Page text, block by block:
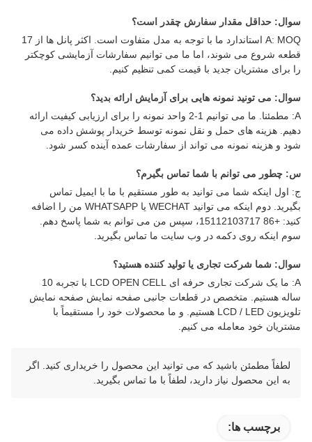
سوال: حداقل مقدار سفارش چقدر است؟
A: MOQ استاندارد ما با توجه به مدل متفاوت است. اکثر پانل ها از 17
قطعه شروع می شوند، اما ما می توانیم سفارشات آزمایشی کوچکتر
را برای مشتریان جدید با قیمت کمی تنظیم کنیم.
سوال: می تونید نمونه هایی برای آزمایش ارائه بدید؟
A: مطمئنا. ما می توانیم 1-2 واحد نمونه را برای ارزیابی کیفیت ارائه
دهیم. هزینه های حمل و نقل نمونه توسط خریدار پوشش داده می
شود و هزینه نمونه می تواند از سفارشات عمده آینده کسر شود.
س: چطور می توانم با شما تماس بگیرم؟
ج: اول اینکه شما می توانید به طور مستقیم با ما با ایمیل تماس
بگیرید. دوم اینکه می توانید WECHAT یا WHATSAPP من را اضافه
کنید: +86 15112103717، سپس من می توانم به شما پاسخ دهم.
سوم اینکه روی دکمه در وب سایت ما تماس بگیرید.
سوال: شما شرکت تجاری یا تولید کننده هستید؟
A: ما یک شرکت تجاری حرفه ای LCD OPEN CELL با تجربه 10
ساله هستیم. متخصص در قطعات جانبی صفحه نمایش صفحه نمایش
تلویزیون LCD / LED هستیم. و ما محصولات خود را مستقیماً با
مشتریان خود معامله می کنیم.
لطفاً مطمئن باشید که می توانید این محصول را خریداری کنید. اگر
به این محصول نیاز دارید، لطفاً با ما تماس بگیرید.
برچسب ها: